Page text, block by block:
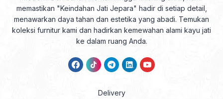
memastikan "Keindahan Jati Jepara" hadir di setiap detail,
menawarkan daya tahan dan estetika yang abadi. Temukan
koleksi furnitur kami dan hadirkan kemewahan alami kayu jati
ke dalam ruang Anda.
Delivery